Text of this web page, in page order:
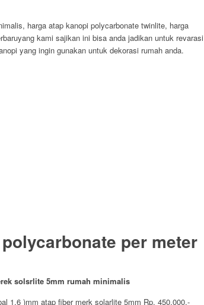
harga atap kanopi polycarbonate twinlite, harga
kami sajikan ini bisa anda jadikan untuk revarasi
yang ingin gunakan untuk dekorasi rumah anda.
per meter
solsrlite 5mm rumah minimalis
1,6 )mm atap fiber merk solarlite 5mm Rp. 450.000,-